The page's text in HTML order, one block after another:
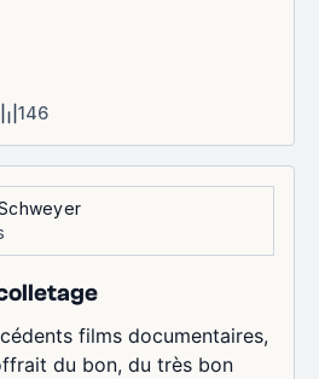
146
films documentaires,
du bon, du très bon